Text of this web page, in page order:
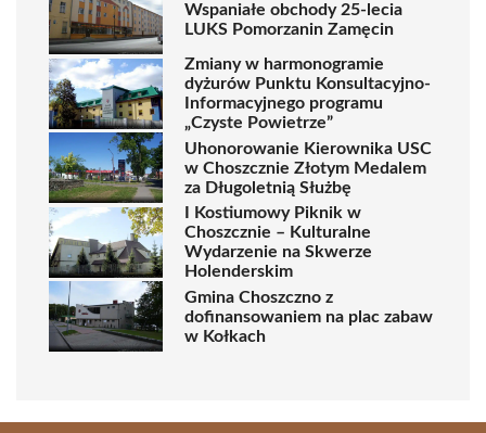
Wspaniałe obchody 25-lecia
LUKS Pomorzanin Zamęcin
Zmiany w harmonogramie
dyżurów Punktu Konsultacyjno-
Informacyjnego programu
„Czyste Powietrze”
Uhonorowanie Kierownika USC
w Choszcznie Złotym Medalem
za Długoletnią Służbę
I Kostiumowy Piknik w
Choszcznie – Kulturalne
Wydarzenie na Skwerze
Holenderskim
Gmina Choszczno z
dofinansowaniem na plac zabaw
w Kołkach